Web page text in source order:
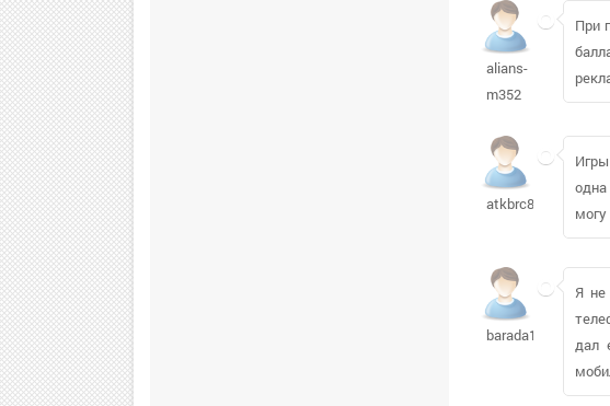
alians-
m352
При
atkbrc83721
barada1960
Я не
дал